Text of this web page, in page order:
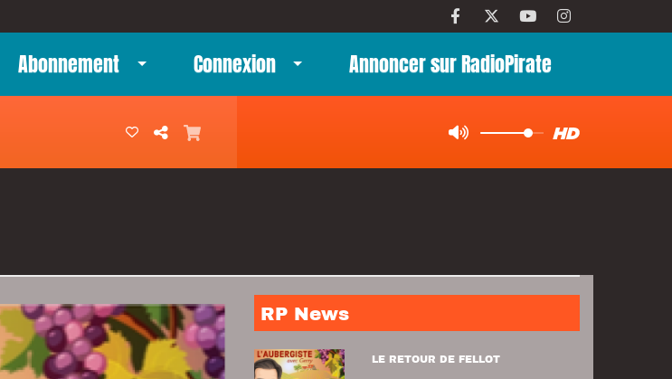
Abonnement Connexion Annoncer sur RadioPirate
RP News
LE RETOUR DE FELLOT